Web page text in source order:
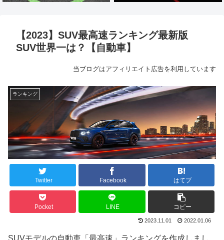
【2023】SUV最高速ランキング最新版
SUV世界一は？【自動車】
当ブログはアフィリエイト広告を利用しています
ランキング
Twitter Facebook はてブ
Pocket LINE コピー
2023.11.01 2022.01.06
SUVモデルの自動車「最高速」ランキングを作成しまし